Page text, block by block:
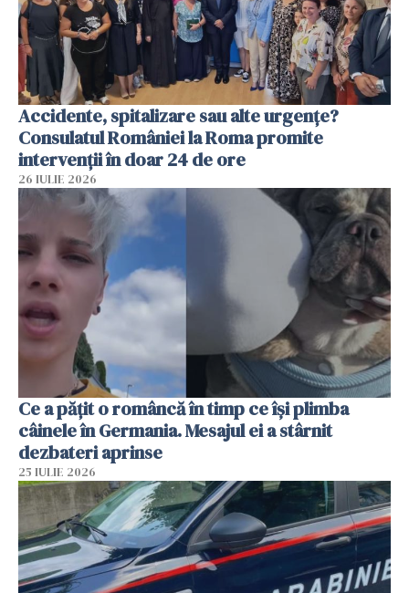
Accidente, spitalizare sau alte urgențe?
Consulatul României la Roma promite
intervenții în doar 24 de ore
26 IULIE 2026
Ce a pățit o româncă în timp ce își plimba
câinele în Germania. Mesajul ei a stârnit
dezbateri aprinse
25 IULIE 2026